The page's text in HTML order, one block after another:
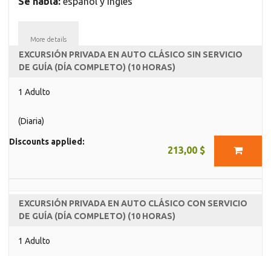
More details
EXCURSIÓN PRIVADA EN AUTO CLÁSICO SIN SERVICIO
DE GUÍA (DÍA COMPLETO) (10 HORAS)
1 Adulto
(Diaria)
213,00 $
Discounts applied:
EXCURSIÓN PRIVADA EN AUTO CLÁSICO CON SERVICIO
DE GUÍA (DÍA COMPLETO) (10 HORAS)
1 Adulto